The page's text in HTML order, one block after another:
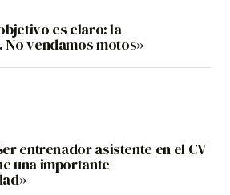
es claro: la
No vendamos motos»
entrenador asistente en el CV
una importante